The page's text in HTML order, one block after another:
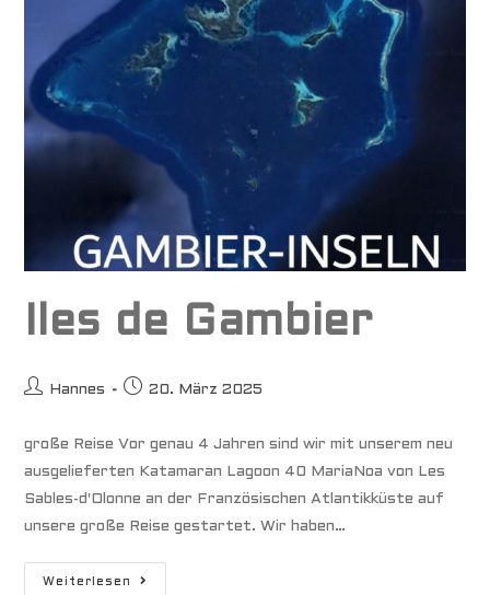
Iles de Gambier
Beitrags-
Hannes
Beitrag
20. März 2025
große Reise Vor genau 4 Jahren sind wir mit unserem neu
ausgelieferten Katamaran Lagoon 40 MariaNoa von Les
Sables-d'Olonne an der Französischen Atlantikküste auf
unsere große Reise gestartet. Wir haben…
Weiterlesen
Iles